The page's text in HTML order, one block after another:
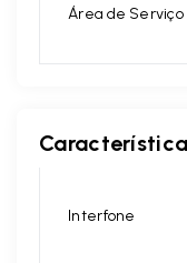
Área de Serviço
Interfone